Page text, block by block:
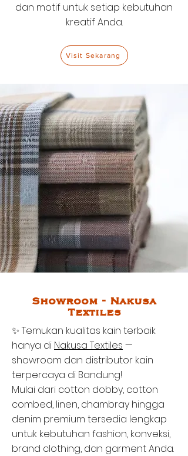
dan motif untuk setiap kebutuhan
kreatif Anda.
Visit Sekarang
Showroom - Nakusa
Textiles
✨ Temukan kualitas kain terbaik
hanya di Nakusa Textiles —
showroom dan distributor kain
terpercaya di Bandung!
Mulai dari cotton dobby, cotton
combed, linen, chambray hingga
denim premium tersedia lengkap
untuk kebutuhan fashion, konveksi,
brand clothing, dan garment Anda.